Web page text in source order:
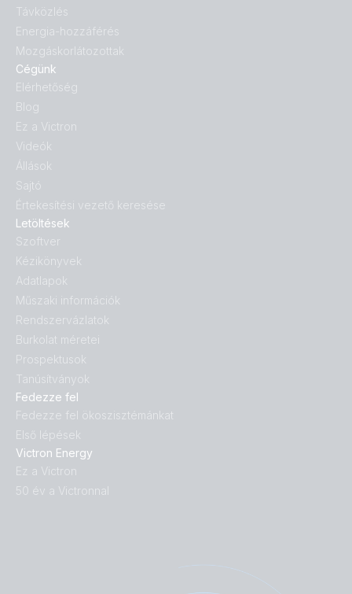
Fedezze fel
Fedezze fel ökoszisztémánkat
Első lépések
Victron Energy
Ez a Victron
50 év a Victronnal
Letöltések
Szoftver
Kézikönyvek
Adatlapok
Műszaki információk
Rendszervázlatok
Burkolat méretei
Prospektusok
Tanúsítványok
Távközlés
Energia-hozzáférés
Mozgáskorlátozottak
Cégünk
Elérhetőség
Blog
Ez a Victron
Videók
Állások
Sajtó
Értekesítési vezető keresése